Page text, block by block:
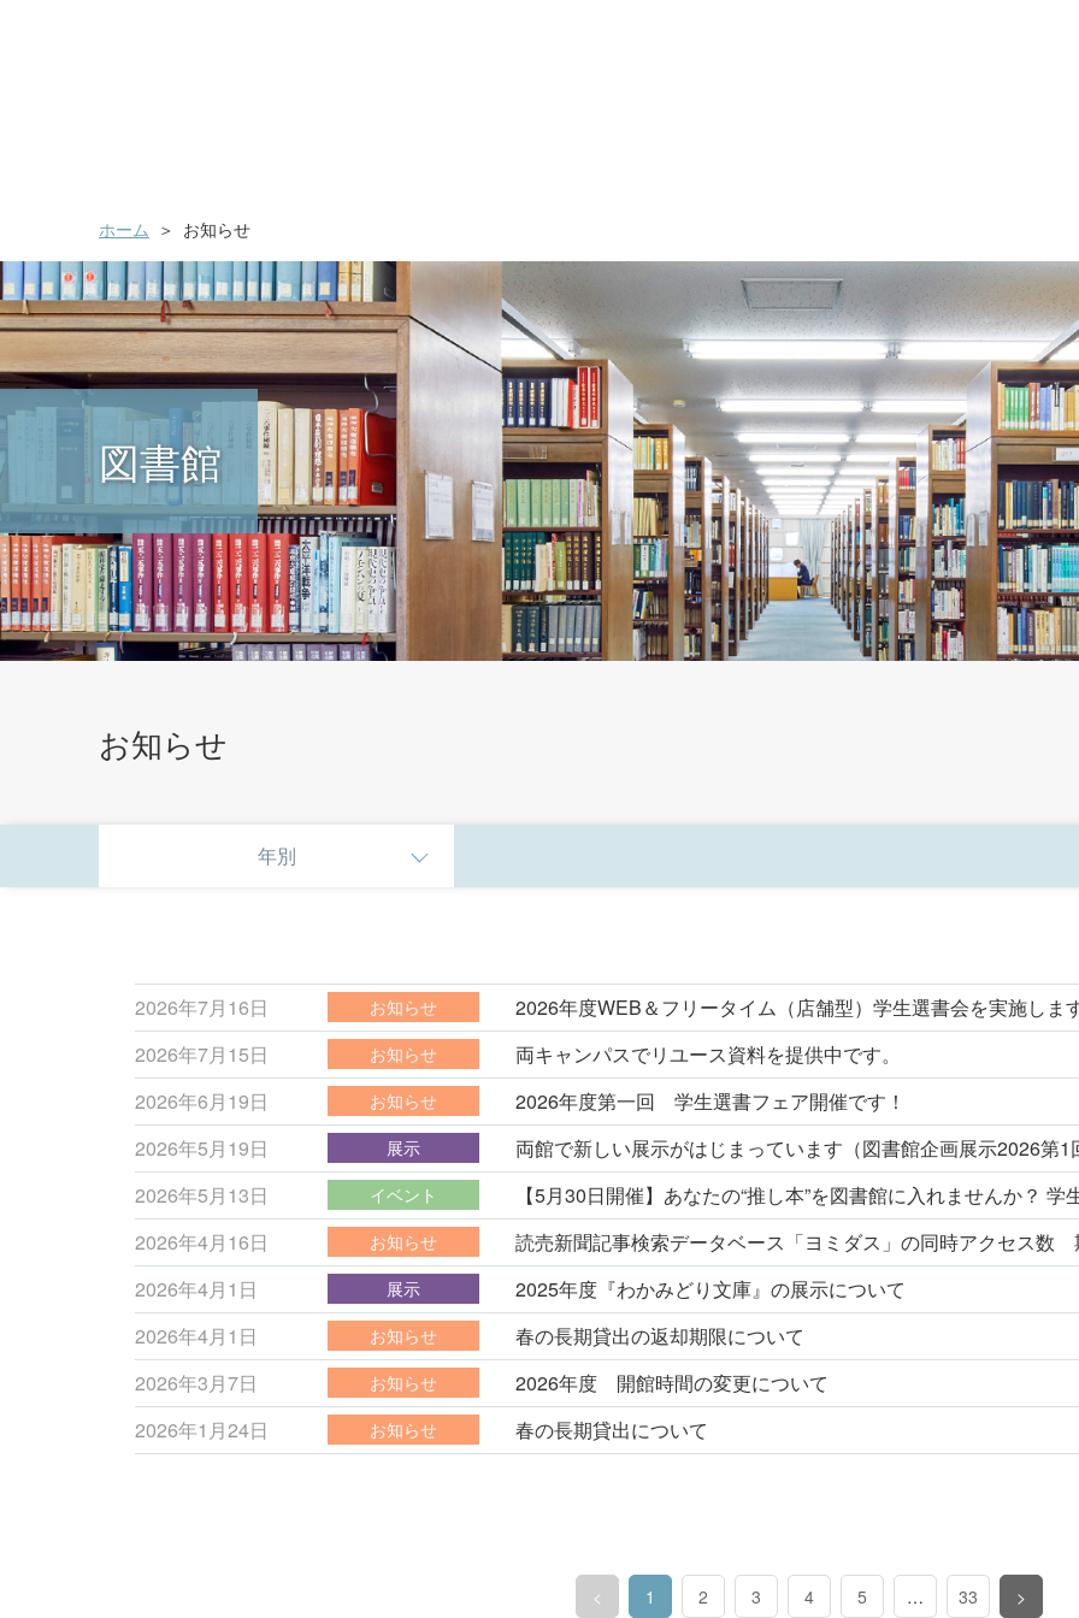
ホーム お知らせ
図書館
お知らせ
年別
2026年7月16日 お知らせ
2026年度WEB＆フリータイム（店舗型）学生選書会を実施しま
2026年7月15日
お知らせ
両キャンパスでリユース資料を提供中です。
2026年6月19日
お知らせ
2026年度第一回 学生選書フェア開催です！
2026年5月19日
展示
両館で新しい展示がはじまっています（図書館企画展示2026第1
2026年5月13日
イベント
【5月30日開催】あなたの“推し本”を図書館に入れませんか？
2026年4月16日
お知らせ
読売新聞記事検索データベース「ヨミダス」の同時アクセス数
2026年4月1日
展示
2025年度『わかみどり文庫』の展示について
2026年4月1日
お知らせ
春の長期貸出の返却期限について
2026年3月7日
お知らせ
2026年度 開館時間の変更について
2026年1月24日
お知らせ 春の長期貸出について
< 1
（このページ）
2 3 4 5 … 33 >